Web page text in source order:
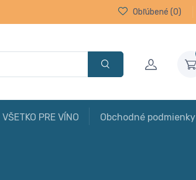
Obľúbené (0)
VŠETKO PRE VÍNO Obchodné podmienky